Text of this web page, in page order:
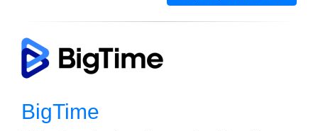
BigTime